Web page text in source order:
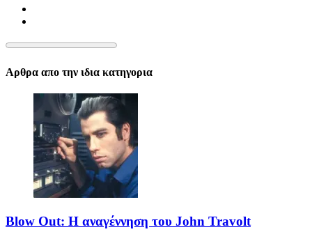
Αρθρα απο την ιδια κατηγορια
Blow Out: Η αναγέννηση του John Travolt